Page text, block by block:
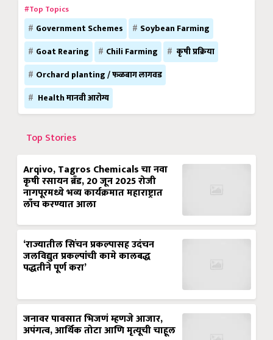
#Top Topics
Government Schemes
Soybean Farming
Goat Rearing
Chili Farming
कृषी प्रक्रिया
Orchard planting / फळबाग लागवड
Health मानवी आरोग्य
Top Stories
Arqivo, Tagros Chemicals चा नवा
कृषी रसायन ब्रँड, 20 जून 2025 रोजी
नागपूरमध्ये भव्य कार्यक्रमात महाराष्ट्रात
लाँच करण्यात आला
‘राज्यातील सिंचन प्रकल्पासह उदंचन
जलविद्युत प्रकल्पांची कामे कालबद्ध
पद्धतीने पूर्ण करा’
जनावर पावसात भिजणं म्हणजे आजार,
अपंगत्व, आर्थिक तोटा आणि मृत्यूची चाहूल